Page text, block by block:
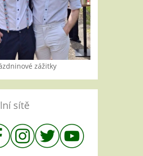
zážitky
sítě